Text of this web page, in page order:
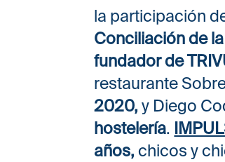
la participación
Conciliación de
fundador de
restaurante
2020, y Diego
hostelería.
años, chicos y